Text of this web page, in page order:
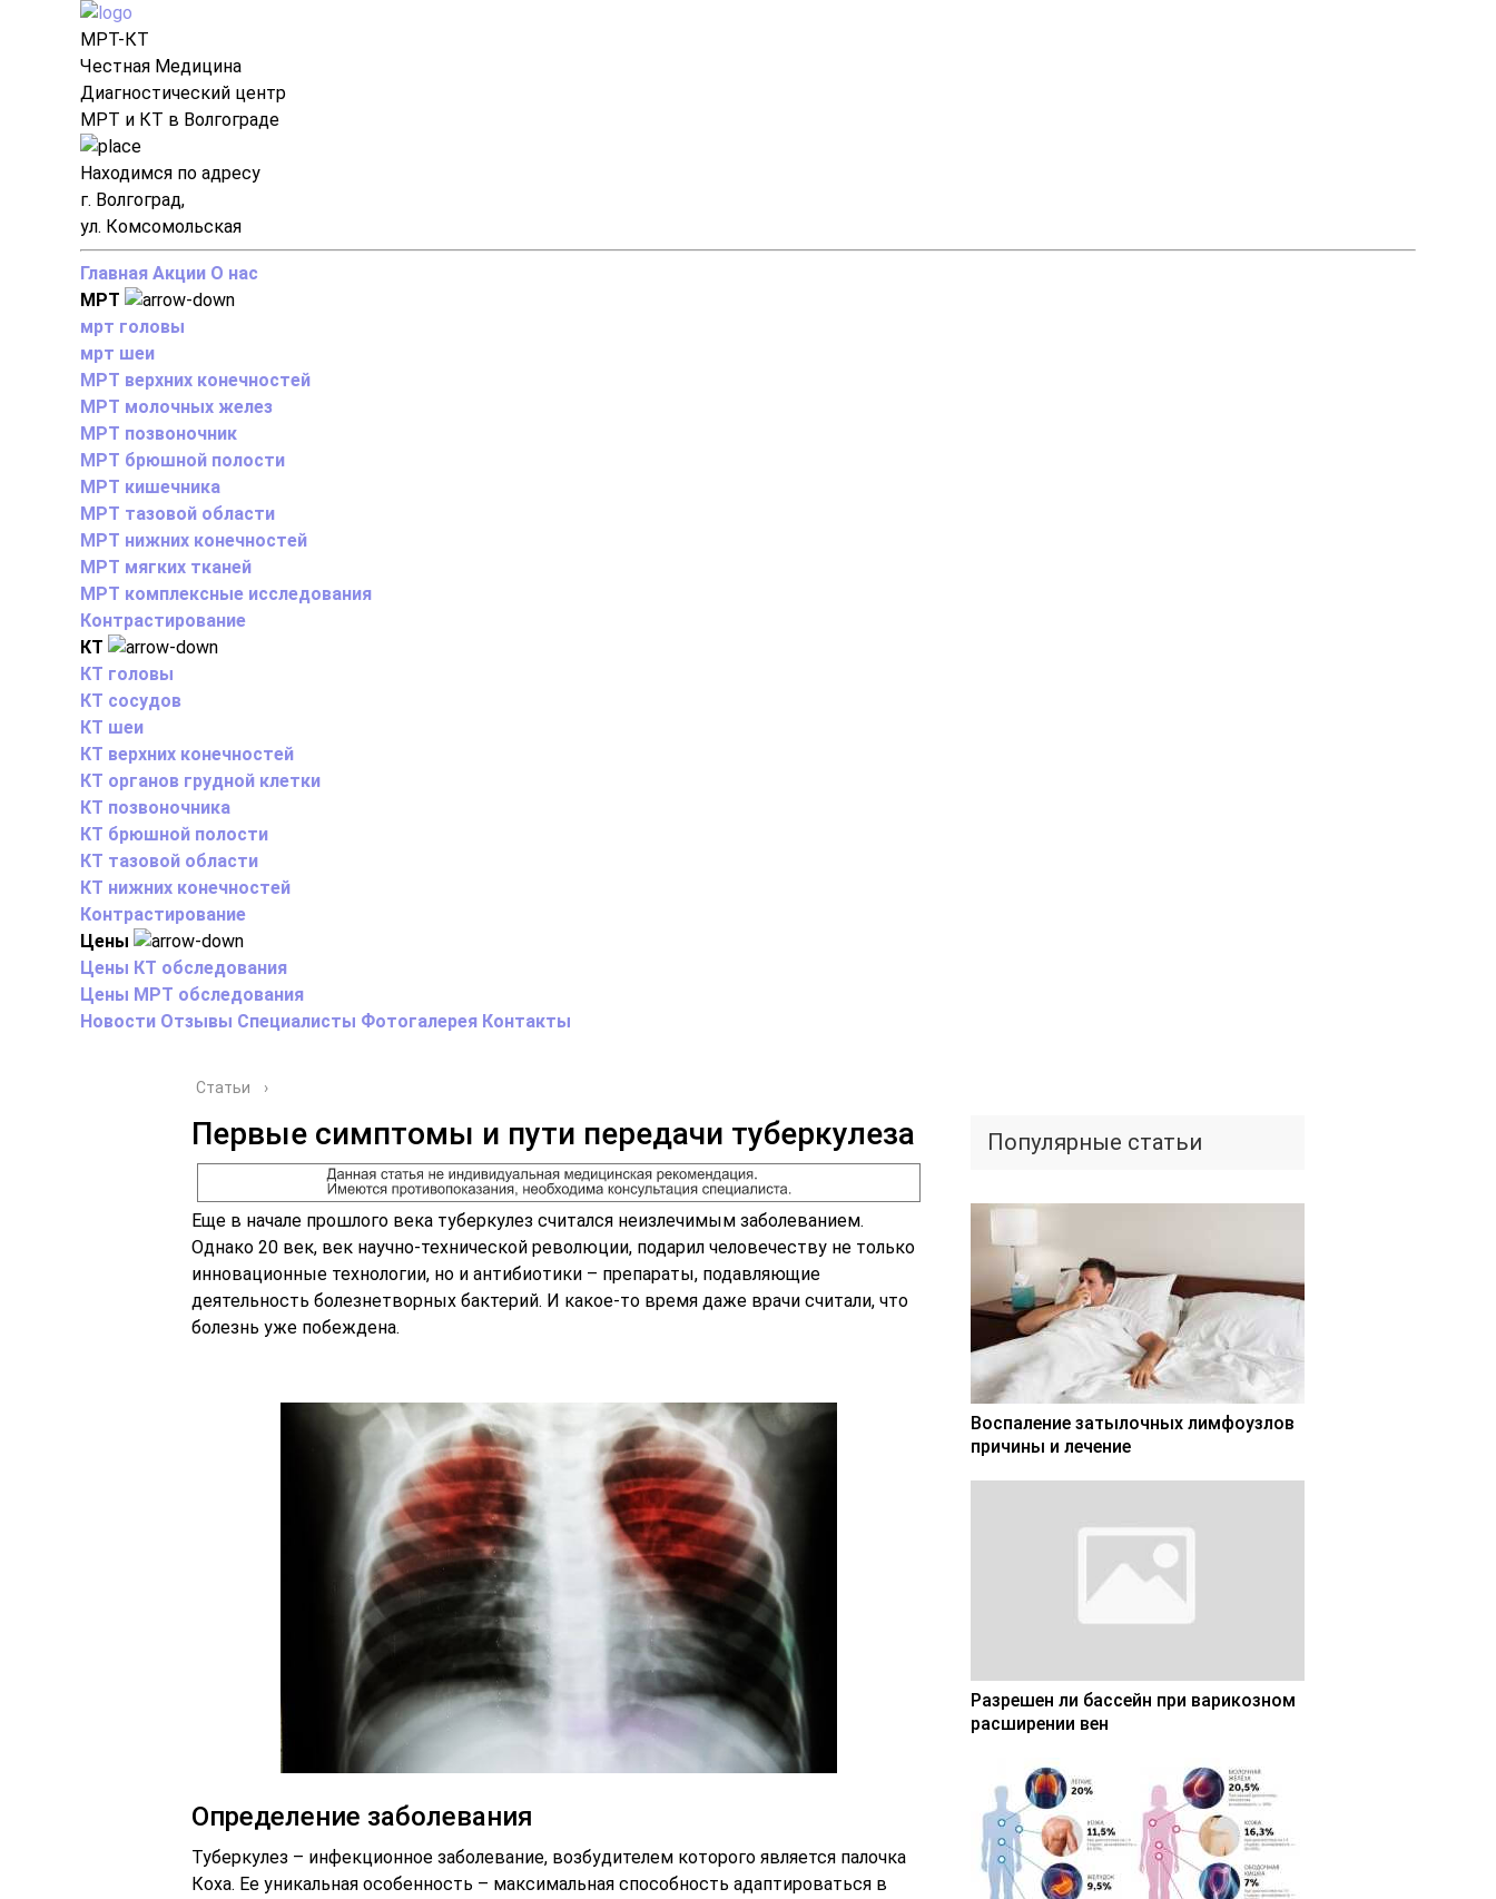
МРТ-КТ
Честная Медицина
Диагностический центр
МРТ и КТ в Волгограде
Находимся по адресу
г. Волгоград,
ул. Комсомольская
Главная Акции О нас
МРТ
мрт головы
мрт шеи
МРТ верхних конечностей
МРТ молочных желез
МРТ позвоночник
МРТ брюшной полости
МРТ кишечника
МРТ тазовой области
МРТ нижних конечностей
МРТ мягких тканей
МРТ комплексные исследования
Контрастирование
КТ
КТ головы
КТ сосудов
КТ шеи
КТ верхних конечностей
КТ органов грудной клетки
КТ позвоночника
КТ брюшной полости
КТ тазовой области
КТ нижних конечностей
Контрастирование
Цены
Цены КТ обследования
Цены МРТ обследования
Новости Отзывы Специалисты Фотогалерея Контакты
Статьи ›
Первые симптомы и пути передачи туберкулеза
Еще в начале прошлого века туберкулез считался неизлечимым заболеванием.
Однако 20 век, век научно-технической революции, подарил человечеству не только
инновационные технологии, но и антибиотики – препараты, подавляющие
деятельность болезнетворных бактерий. И какое-то время даже врачи считали, что
болезнь уже побеждена.
Определение заболевания
Туберкулез – инфекционное заболевание, возбудителем которого является палочка
Коха. Ее уникальная особенность – максимальная способность адаптироваться в
Популярные статьи
Воспаление затылочных лимфоузлов
причины и лечение
Разрешен ли бассейн при варикозном
расширении вен